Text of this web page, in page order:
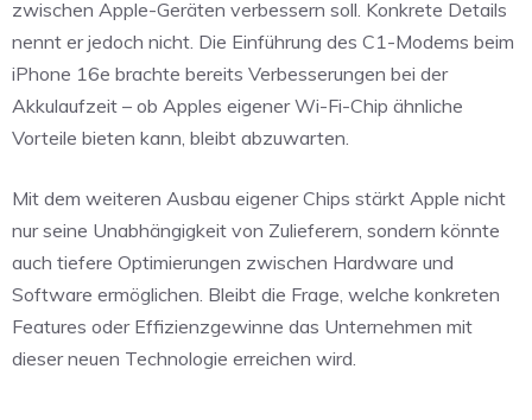
zwischen Apple-Geräten verbessern soll. Konkrete Details
nennt er jedoch nicht. Die Einführung des C1-Modems beim
iPhone 16e brachte bereits Verbesserungen bei der
Akkulaufzeit – ob Apples eigener Wi-Fi-Chip ähnliche
Vorteile bieten kann, bleibt abzuwarten.
Mit dem weiteren Ausbau eigener Chips stärkt Apple nicht
nur seine Unabhängigkeit von Zulieferern, sondern könnte
auch tiefere Optimierungen zwischen Hardware und
Software ermöglichen. Bleibt die Frage, welche konkreten
Features oder Effizienzgewinne das Unternehmen mit
dieser neuen Technologie erreichen wird.